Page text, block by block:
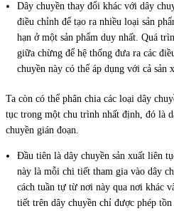
Dây chuyền thay đổi khác với dây
điều chỉnh để tạo ra nhiều loại sản
hạn ở một sản phẩm duy nhất. Quá
giữa chừng để hệ thống đưa ra các
chuyền này có thể áp dụng với cả sản
Ta còn có thể phân chia các loại dây
tục trong một chu trình nhất định, đó là
chuyền gián đoạn.
Đầu tiên là dây chuyền sản xuất liên
này là mỗi chi tiết tham gia vào dây
cách tuần tự từ nơi này qua nơi khác
tiết trên dây chuyền chỉ được phép